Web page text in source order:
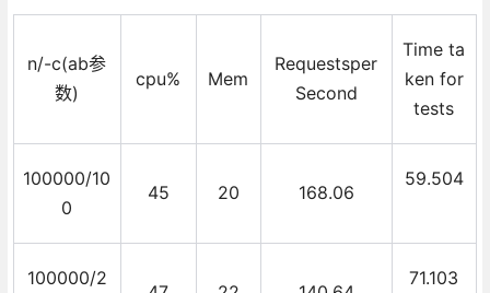
n/-c(ab参
数)
cpu% Mem
Requestsper
Second
Time ta
ken for
tests
100000/10
0
45 20 168.06
59.504
100000/2 71.103